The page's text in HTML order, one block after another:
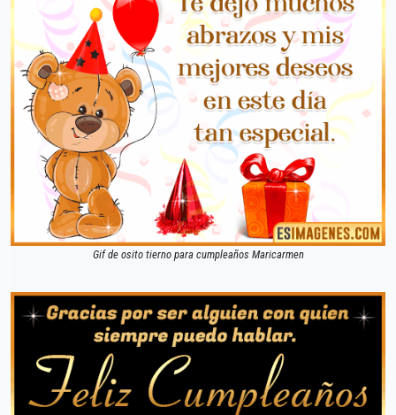
Gif de osito tierno para cumpleaños Maricarmen